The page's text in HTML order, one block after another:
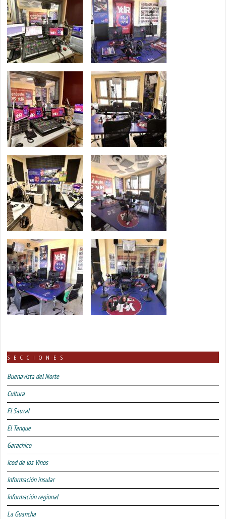
SECCIONES
Buenavista del Norte
Cultura
El Sauzal
El Tanque
Garachico
Icod de los Vinos
Información insular
Información regional
La Guancha